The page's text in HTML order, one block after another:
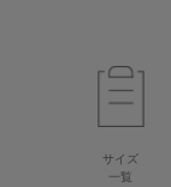
サイズ
一覧